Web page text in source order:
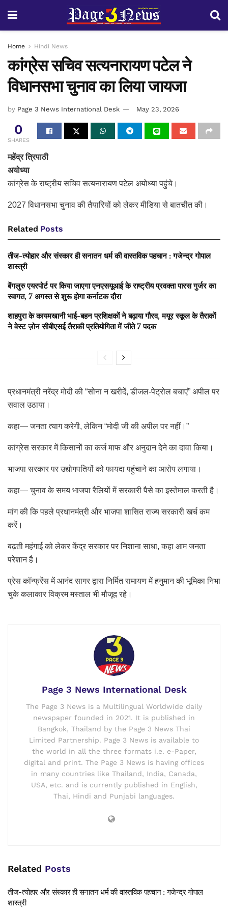
Home Hindi News
कांग्रेस सचिव सत्यनारायण पटेल ने
विधानसभा चुनाव का लिया जायजा
by Page 3 News International Desk May 23, 2026
0
SHARES
महेंद्र त्रिपाठी
अयोध्या
कांग्रेस के राष्ट्रीय सचिव सत्यनारायण पटेल अयोध्या पहुंचे।
2027 विधानसभा चुनाव की तैयारियों को लेकर मीडिया से बातचीत की।
Related Posts
तीज-त्योहार और संस्कार ही सनातन धर्म की वास्तविक पहचान : गजेन्द्र गोपाल
शास्त्री
बेंगलुरु एयरपोर्ट पर किया जाएगा एनएसयूआई के राष्ट्रीय प्रवक्ता पारस गुर्जर का
स्वागत, 7 अगस्त से शुरू होगा कर्नाटक दौरा
शाहपुरा के कायमखानी भाई-बहन प्रशिक्षकों ने बढ़ाया गौरव, मयूर स्कूल के तैराकों
ने वेस्ट ज़ोन सीबीएसई तैराकी प्रतियोगिता में जीते 7 पदक
प्रधानमंत्री नरेंद्र मोदी की “सोना न खरीदें, डीजल-पेट्रोल बचाएं” अपील पर
सवाल उठाया।
कहा— जनता त्याग करेगी, लेकिन “मोदी जी की अपील पर नहीं।”
कांग्रेस सरकार में किसानों का कर्ज माफ और अनुदान देने का दावा किया।
भाजपा सरकार पर उद्योगपतियों को फायदा पहुंचाने का आरोप लगाया।
कहा— चुनाव के समय भाजपा रैलियों में सरकारी पैसे का इस्तेमाल करती है।
मांग की कि पहले प्रधानमंत्री और भाजपा शासित राज्य सरकारी खर्च कम
करें।
बढ़ती महंगाई को लेकर केंद्र सरकार पर निशाना साधा, कहा आम जनता
परेशान है।
प्रेस कॉन्फ्रेंस में आनंद सागर द्वारा निर्मित रामायण में हनुमान की भूमिका निभा
चुके कलाकार विक्रम मस्ताल भी मौजूद रहे।
Page 3 News International Desk
The Page 3 News is a Multilingual Worldwide daily
newspaper founded in 2021. It is published in
Bangkok, Thailand by the Page 3 News Thai
Limited Partnership. Page 3 News is available to
the world in all the three formats i.e. e-Paper,
digital and print. The Page 3 News is having offices
in many countries like Thailand, India, Canada,
USA, etc. and is currently published in English,
Thai, Hindi and Punjabi languages.
Related Posts
तीज-त्योहार और संस्कार ही सनातन धर्म की वास्तविक पहचान : गजेन्द्र गोपाल
शास्त्री